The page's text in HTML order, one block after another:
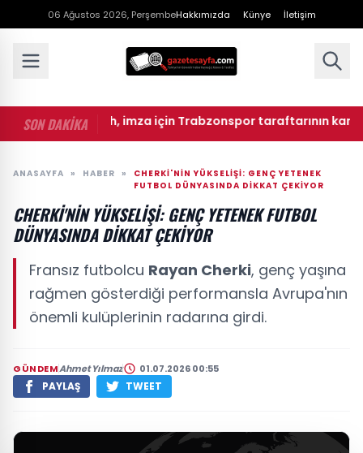
06 Ağustos 2026, PerşembeHakkımızda Künye İletişim
SON DAKİKA
• CANLI | Salah, imza için Trabzonspor taraftarının
ANASAYFA » HABER »
CHERKI'NIN YÜKSELIŞI: GENÇ YETENEK
FUTBOL DÜNYASINDA DIKKAT ÇEKIYOR
CHERKI'NIN YÜKSELIŞI: GENÇ YETENEK FUTBOL
DÜNYASINDA DIKKAT ÇEKIYOR
Fransız futbolcu Rayan Cherki, genç yaşına
rağmen gösterdiği performansla Avrupa'nın
önemli kulüplerinin radarına girdi.
GÜNDEMAhmet Yılmaz 01.07.2026 00:55
PAYLAŞ TWEET